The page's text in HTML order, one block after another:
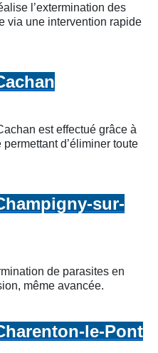
l’extermination des
via une intervention rapide
est effectué grâce à
d’éliminer toute
sur-
de parasites en
même avancée.
le-Pont